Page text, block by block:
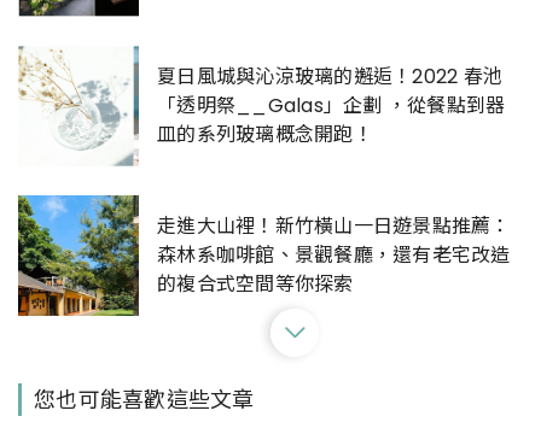
夏日風城與沁涼玻璃的邂逅！2022 春池
「透明祭__Galas」企劃 ，從餐點到器
皿的系列玻璃概念開跑！
走進大山裡！新竹橫山一日遊景點推薦：
森林系咖啡館、景觀餐廳，還有老宅改造
的複合式空間等你探索
家攤商，還有客家小吃美食，跟著浪漫台
您也可能喜歡這些文章